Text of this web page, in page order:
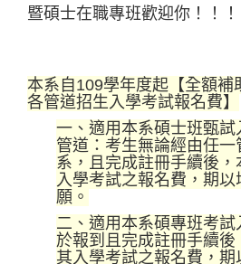
暨碩士在職專班歡迎你！！！
本系自109學年度起【全額補
各管道招生入學考試報名費】
一、適用本系碩士班甄
管道：考生無論經由任
系，且完成註冊手續後
入學考試之報名費，期
願。
二、適用本系碩專班考
於報到且完成註冊手續
其入學考試之報名費，